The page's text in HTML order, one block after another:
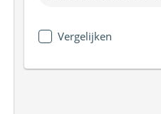
Vergelijken